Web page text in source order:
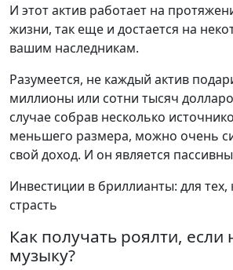
И этот актив работает на
жизни, так еще и достается на
вашим наследникам.
Разумеется, не каждый актив
миллионы или сотни тысяч
случае собрав несколько
меньшего размера, можно очень
свой доход. И он является
Инвестиции в бриллианты: для
страсть
Как получать роялти,
музыку?